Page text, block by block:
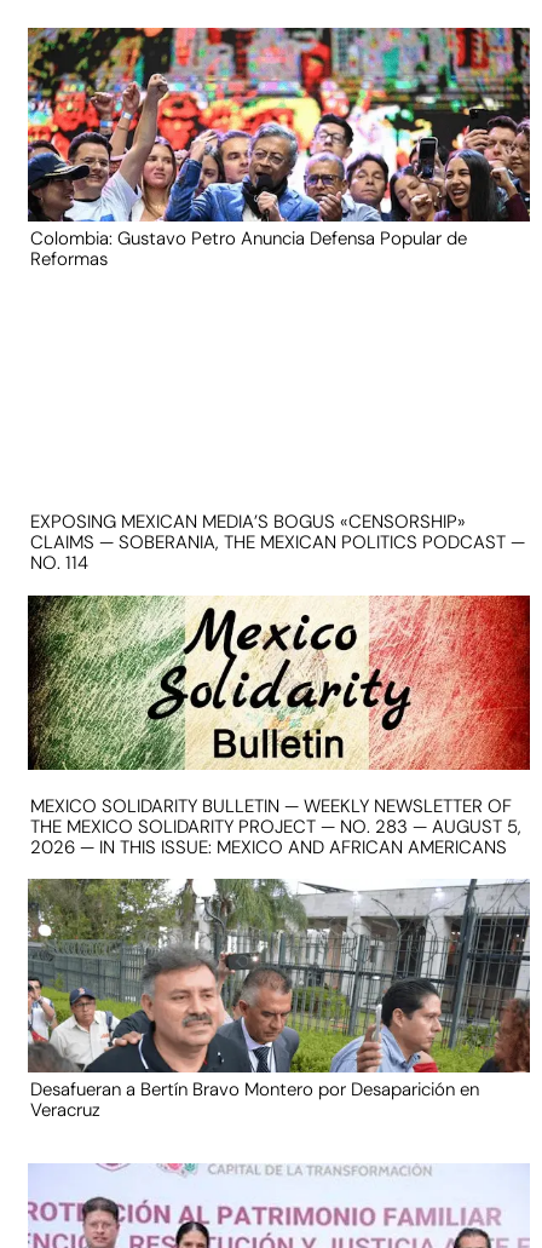
Colombia: Gustavo Petro Anuncia Defensa Popular de
Reformas
EXPOSING MEXICAN MEDIA’S BOGUS «CENSORSHIP»
CLAIMS — SOBERANIA, THE MEXICAN POLITICS PODCAST —
NO. 114
MEXICO SOLIDARITY BULLETIN — WEEKLY NEWSLETTER OF
THE MEXICO SOLIDARITY PROJECT — NO. 283 — AUGUST 5,
2026 — IN THIS ISSUE: MEXICO AND AFRICAN AMERICANS
Desafueran a Bertín Bravo Montero por Desaparición en
Veracruz